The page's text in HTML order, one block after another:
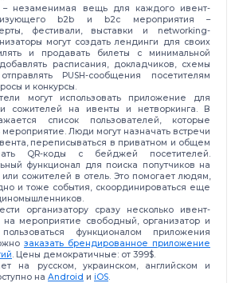
– незаменимая вещь для каждого ивент-
b2b и b2c мероприятия –
фестивали, выставки и networking-
могут создать лендинги для своих
и продавать билеты с минимальной
расписания, докладчиков, схемы
PUSH-сообщения посетителям
и конкурсы.
могут использовать приложение для
и сожителей на ивенты и нетворкинга. В
список пользователей, которые
мероприятие. Люди могут назначать встречи
переписываться в приватном и общем
QR-коды с бейджей посетителей.
функционал для поиска попутчиков на
или сожителей в отель. Это помогает людям,
и тоже события, скоординироваться еще
организатору сразу несколько ивент-
на мероприятие свободный, организатор и
функционалом приложения
заказать брендированное приложение
. Цены демократичные: от 399$.
на русском, украинском, английском и
на Android и iOS.